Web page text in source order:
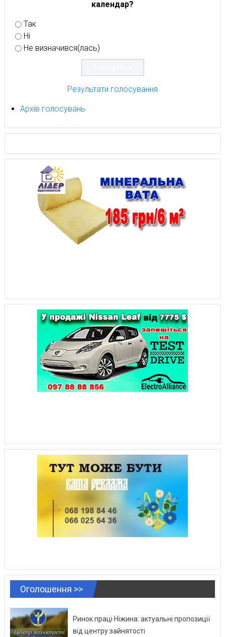
календар?
Так
Ні
Не визначився(лась)
Результати голосування
Архів голосувань
Оголошення >>
Ринок праці Ніжина: актуальні пропозиції
від центру зайнятості